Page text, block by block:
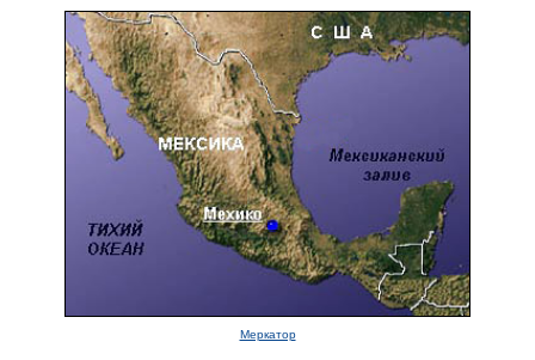
Меркатор